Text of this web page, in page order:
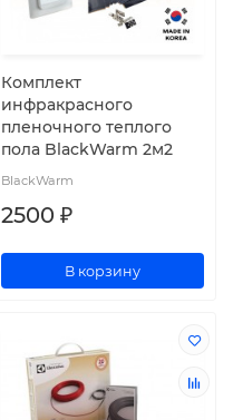
Комплект
инфракрасного
пленочного теплого
пола BlackWarm 2м2
BlackWarm
2500 ₽
В корзину